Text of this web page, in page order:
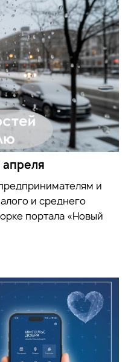
и
и среднего
портала «Новый